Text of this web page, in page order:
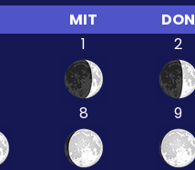
MIT DON
1
2
8 9